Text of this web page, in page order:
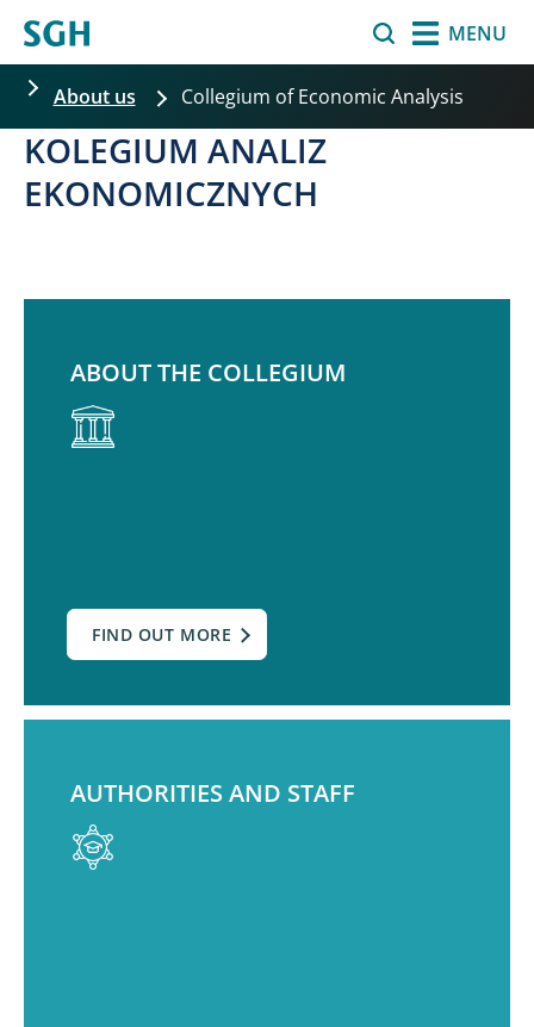
MENU
About us Collegium of Economic Analysis
KOLEGIUM ANALIZ
EKONOMICZNYCH
ABOUT THE COLLEGIUM
FIND OUT MORE
AUTHORITIES AND STAFF